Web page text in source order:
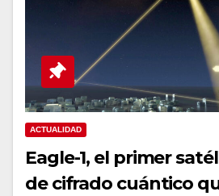
ACTUALIDAD
Eagle-1, el primer
de cifrado cuántico